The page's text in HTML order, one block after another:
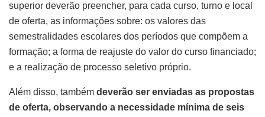
superior deverão preencher, para cada curso, turno e local
de oferta, as informações sobre: os valores das
semestralidades escolares dos períodos que compõem a
formação; a forma de reajuste do valor do curso financiado;
e a realização de processo seletivo próprio.
Além disso, também deverão ser enviadas as propostas
de oferta, observando a necessidade mínima de seis